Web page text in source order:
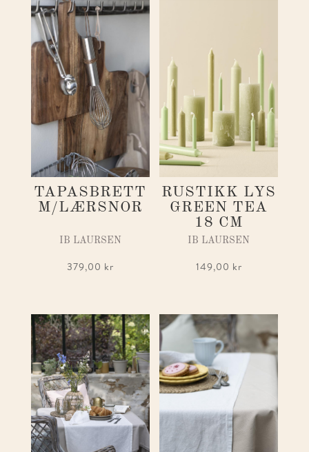
TAPASBRETT
M/LÆRSNOR
IB LAURSEN
379,00 kr
RUSTIKK LYS
GREEN TEA
18 CM
IB LAURSEN
149,00 kr